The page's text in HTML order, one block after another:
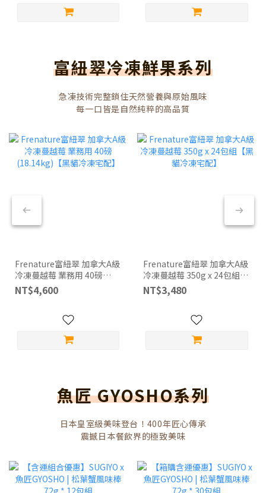
富紐翠冷凍鮮果系列
急凍技術完整鎖住天然營養與原始風味
每一口皆是自然純粹的高品質
Frenature富紐翠 加拿大A級
冷凍蔓越莓 業務用 40磅
(18.14kg)【黑貓冷凍宅配】
NT$4,600
Frenature富紐翠 加拿大A級
冷凍蔓越莓 350g x 24包組
【黑貓冷凍宅配】
NT$3,480
魚匠 GYOSHO系列
日本皇室級美味登台！400年匠心傳承
震撼日本餐飲界的極致美味